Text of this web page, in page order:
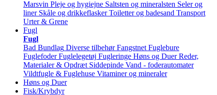
Marsvin Pleje og hygiejne Saltsten og mineralsten Seler og
liner Skåle og drikkeflasker Toiletter og badesand Transport
Urter & Grene
Fugl
Fugl
Bad Bundlag Diverse tilbehør Fangstnet Fuglebure
Fuglefoder Fuglelegetøj Fugleringe Høns og Duer Reder,
Materialer & Opdræt Siddepinde Vand - foderautomater
Vildtfugle & Fuglehuse Vitaminer og mineraler
Høns og Duer
Fisk/Krybdyr